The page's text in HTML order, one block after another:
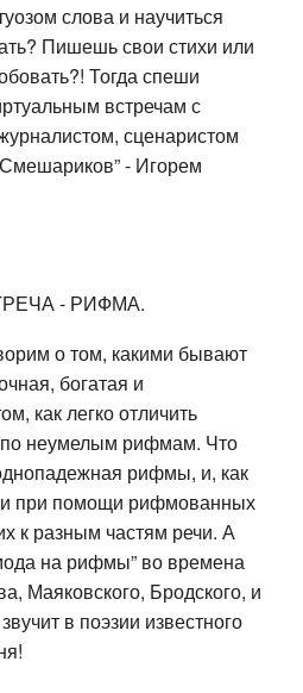
слова и научиться
Пишешь свои стихи или
Тогда спеши
встречам с
сценаристом
Смешариков” - Игорем
- РИФМА.
о том, какими бывают
богатая и
как легко отличить
неумелым рифмам. Что
рифмы, и, как
при помощи рифмованных
к разным частям речи. А
на рифмы” во времена
Маяковского, Бродского, и
в поэзии известного